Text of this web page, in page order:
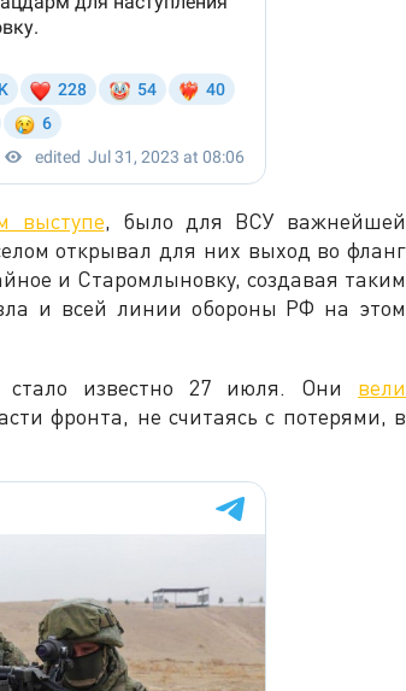
выступе, было для ВСУ важнейшей
открывал для них выход во фланг
и Старомлыновку, создавая таким
и всей линии обороны РФ на этом
стало известно 27 июля. Они вели
фронта, не считаясь с потерями, в